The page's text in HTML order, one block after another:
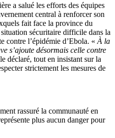
a salué les efforts des équipes
central à renforcer son
fait face la province du
sécuritaire difficile dans la
contre l’épidémie d’Ebola. « À la
s’ajoute désormais celle contre
déclaré, tout en insistant sur la
strictement les mesures de
rassuré la communauté en
plus aucun danger pour